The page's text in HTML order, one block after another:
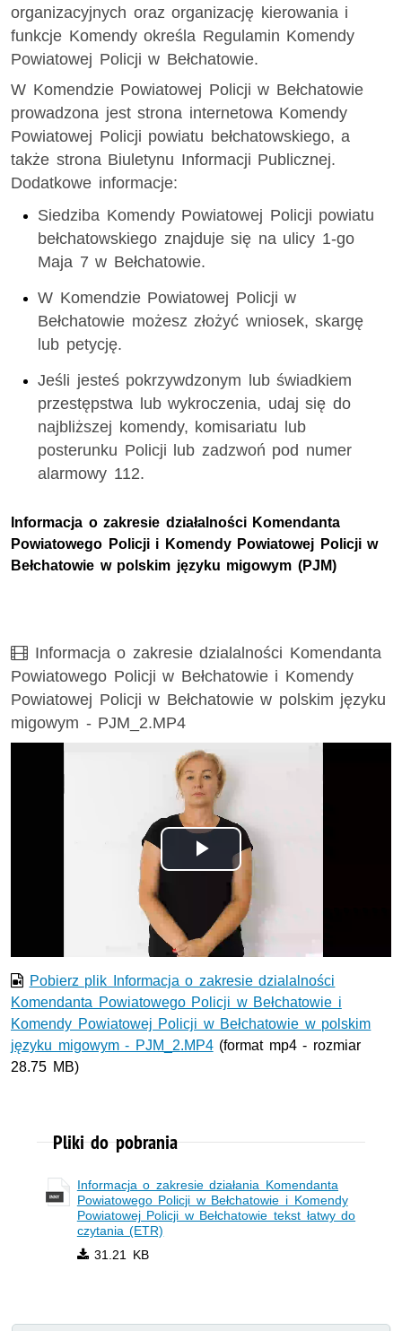
organizacyjnych oraz organizację kierowania i
funkcje Komendy określa Regulamin Komendy
Powiatowej Policji w Bełchatowie.
W Komendzie Powiatowej Policji w Bełchatowie
prowadzona jest strona internetowa Komendy
Powiatowej Policji powiatu bełchatowskiego, a
także strona Biuletynu Informacji Publicznej.
Dodatkowe informacje:
Siedziba Komendy Powiatowej Policji powiatu
bełchatowskiego znajduje się na ulicy 1-go
Maja 7 w Bełchatowie.
W Komendzie Powiatowej Policji w
Bełchatowie możesz złożyć wniosek, skargę
lub petycję.
Jeśli jesteś pokrzywdzonym lub świadkiem
przestępstwa lub wykroczenia, udaj się do
najbliższej komendy, komisariatu lub
posterunku Policji lub zadzwoń pod numer
alarmowy 112.
Informacja o zakresie działalności Komendanta
Powiatowego Policji i Komendy Powiatowej Policji w
Bełchatowie w polskim języku migowym (PJM)
Film
Informacja o zakresie dzialalności Komendanta
Powiatowego Policji w Bełchatowie i Komendy
Powiatowej Policji w Bełchatowie w polskim języku
migowym - PJM_2.MP4
Odtwórz
wideo
Pobierz plik Informacja o zakresie dzialalności
Komendanta Powiatowego Policji w Bełchatowie i
Komendy Powiatowej Policji w Bełchatowie w polskim
języku migowym - PJM_2.MP4(format mp4 - rozmiar
28.75 MB)
Pliki do pobrania
Informacja o zakresie działania Komendanta
Powiatowego Policji w Bełchatowie i Komendy
Powiatowej Policji w Bełchatowie tekst łatwy do
czytania (ETR)
31.21 KB